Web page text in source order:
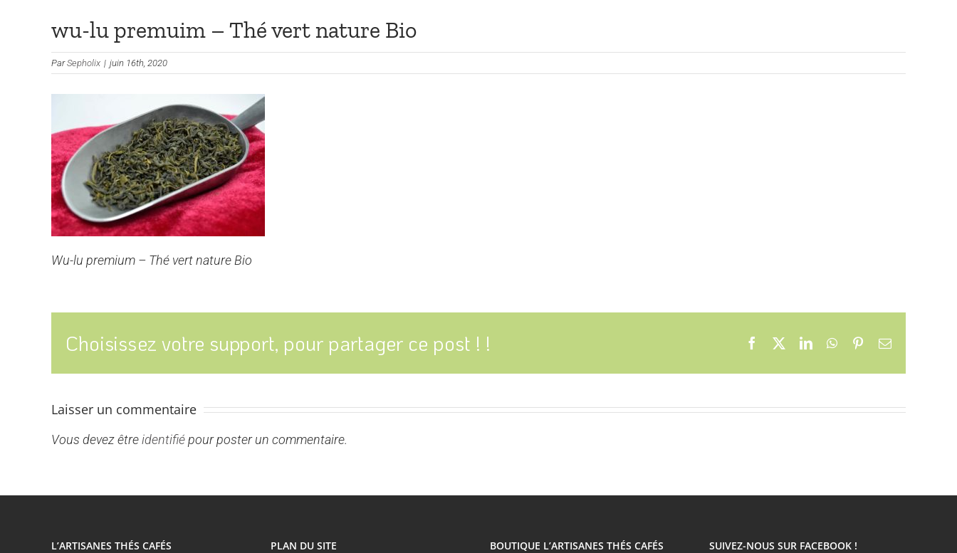
wu-lu premuim – Thé vert nature Bio
ParSepholix | juin 16th, 2020
Wu-lu premium – Thé vert nature Bio
Choisissez votre support, pour partager ce post ! ! Facebook LinkedInWhatsApp
PinterestEmail
Laisser un commentaire
Vous devez êtreidentifiépour poster un commentaire.
L’ARTISANES THÉS CAFÉS PLAN DU SITE BOUTIQUE L’ARTISANES THÉS CAFÉS SUIVEZ-NOUS SUR FACEBOOK !